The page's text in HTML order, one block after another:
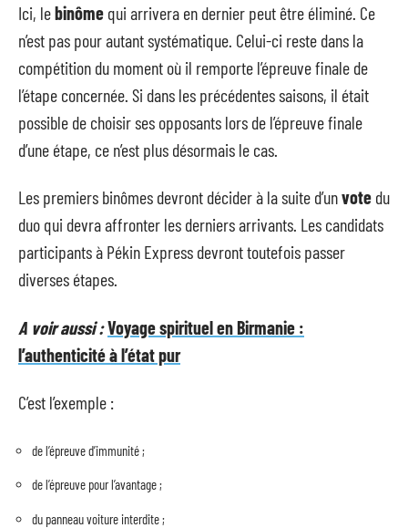
Ici, lebinôme qui arrivera en dernier peut être éliminé. Ce
n’est pas pour autant systématique. Celui-ci reste dans la
compétition du moment où il remporte l’épreuve finale de
l’étape concernée. Si dans les précédentes saisons, il était
possible de choisir ses opposants lors de l’épreuve finale
d’une étape, ce n’est plus désormais le cas.
Les premiers binômes devront décider à la suite d’unvote du
duo qui devra affronter les derniers arrivants. Les candidats
participants à Pékin Express devront toutefois passer
diverses étapes.
A voir aussi :Voyage spirituel en Birmanie :
l’authenticité à l’état pur
C’est l’exemple :
de l’épreuve d’immunité ;
de l’épreuve pour l’avantage ;
du panneau voiture interdite ;